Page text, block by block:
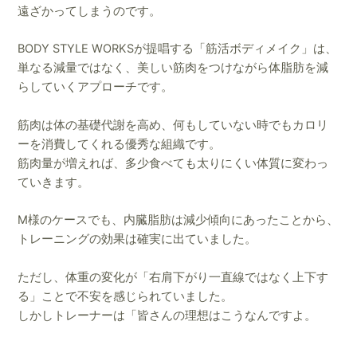
遠ざかってしまうのです。
BODY STYLE WORKSが提唱する「筋活ボディメイク」は、
単なる減量ではなく、美しい筋肉をつけながら体脂肪を減
らしていくアプローチです。
筋肉は体の基礎代謝を高め、何もしていない時でもカロリ
ーを消費してくれる優秀な組織です。
筋肉量が増えれば、多少食べても太りにくい体質に変わっ
ていきます。
M様のケースでも、内臓脂肪は減少傾向にあったことから、
トレーニングの効果は確実に出ていました。
ただし、体重の変化が「右肩下がり一直線ではなく上下す
る」ことで不安を感じられていました。
しかしトレーナーは「皆さんの理想はこうなんですよ。